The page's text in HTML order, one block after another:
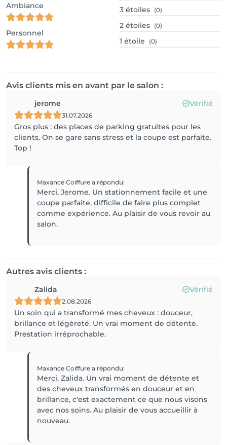
Ambiance
Personnel
3 étoiles (0)
2 étoiles (0)
1 étoile (0)
Avis clients mis en avant par le salon :
jerome Vérifié
31.07.2026
Gros plus : des places de parking gratuites pour les
clients. On se gare sans stress et la coupe est parfaite.
Top !
Maxance Coiffurea répondu:
Merci, Jerome. Un stationnement facile et une
coupe parfaite, difficile de faire plus complet
comme expérience. Au plaisir de vous revoir au
salon.
Autres avis clients :
Zalida Vérifié
2.08.2026
Un soin qui a transformé mes cheveux : douceur,
brillance et légèreté. Un vrai moment de détente.
Prestation irréprochable.
Maxance Coiffurea répondu:
Merci, Zalida. Un vrai moment de détente et
des cheveux transformés en douceur et en
brillance, c'est exactement ce que nous visons
avec nos soins. Au plaisir de vous accueillir à
nouveau.